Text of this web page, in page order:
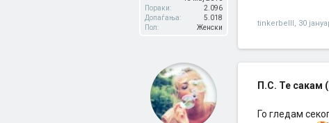
Пораки:
2.096
Допаѓања:
5.018
Пол:
Женски tinkerbelll, 30
П.С. Те сакам
Го гледам